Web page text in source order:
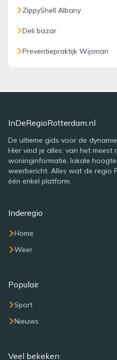
ZippyShell Albany
Deli bazar
Preventiepraktijk Wijsman
InDeRegioRotterdam.nl
De ultieme gids voor de
Hier vind je alles: van het
woninginformatie, lokale
weerbericht. Alles wat de regio
één enkel platform.
Inderegio
Home
Weer
Populair
Sport
Nieuws
Veel bekeken